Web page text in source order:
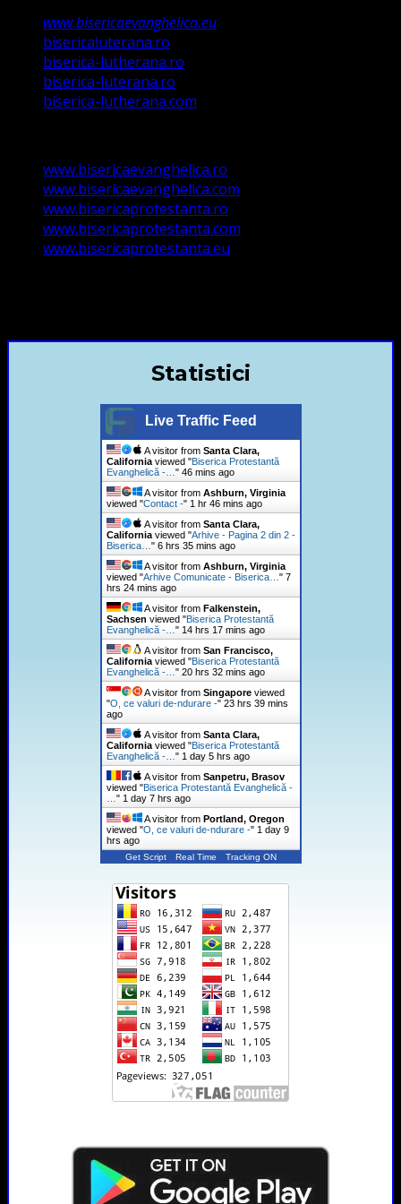
www.bisericaevanghelica.eu
bisericaluterana.ro
biserica-lutherana.ro
biserica-luterana.ro
biserica-lutherana.com
www.bisericaevanghelica.ro
www.bisericaevanghelica.com
www.bisericaprotestanta.ro
www.bisericaprotestanta.com
www.bisericaprotestanta.eu
Statistici
Live Traffic Feed
A visitor from Santa Clara,
Californiaviewed "Biserica Protestantă
Evanghelică -… " 46 mins ago
A visitor from Ashburn, Virginia
viewed "Contact -" 1 hr 46 mins ago
A visitor from Santa Clara,
Californiaviewed "Arhive - Pagina 2 din 2 -
Biserica… " 6 hrs 35 mins ago
A visitor from Ashburn, Virginia
viewed "Arhive Comunicate - Biserica… " 7
hrs 24 mins ago
A visitor from Falkenstein,
Sachsen viewed "Biserica Protestantă
Evanghelică -… " 14 hrs 17 mins ago
A visitor from San Francisco,
Californiaviewed "Biserica Protestantă
Evanghelică -… " 20 hrs 32 mins ago
A visitor from Singaporeviewed
"O, ce valuri de-ndurare -" 23 hrs 39 mins
ago
A visitor from Santa Clara,
Californiaviewed "Biserica Protestantă
Evanghelică -… " 1 day 5 hrs ago
A visitor from Sanpetru, Brasov
viewed "Biserica Protestantă Evanghelică -
" 1 day 7 hrs ago
A visitor from Portland, Oregon
viewed "O, ce valuri de-ndurare -" 1 day 9
hrs ago
Get Script Real Time Tracking ON